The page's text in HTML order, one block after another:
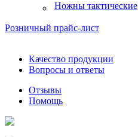
Ножны тактические
Розничный прайс-лист
Качество продукции
Вопросы и ответы
Отзывы
Помощь